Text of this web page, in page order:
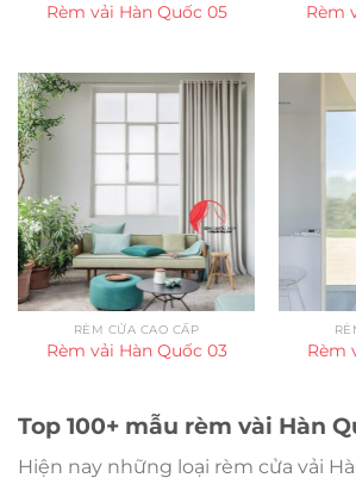
Top 100+ mẫu rèm vài Hàn
Hiện nay những loại rèm cửa vải
Rèm vải Hàn Quốc 05 Rèm
RÈM CỬA CAO CẤP
Rèm vải Hàn Quốc 03 Rèm